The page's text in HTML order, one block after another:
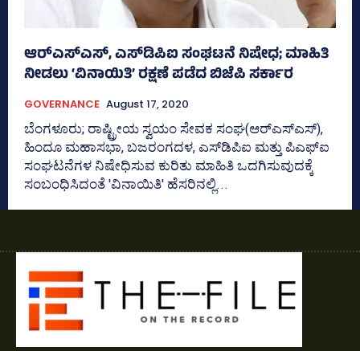
ಆರ್‌ಎಸ್‌ಎಸ್‌, ಎಸ್‌ಡಿಪಿಐ ಸಂಘಟನೆ ನಿಷೇಧ; ಮಾಹಿತಿ
ನೀಡಲು ‘ವಿನಾಯಿತಿ’ ರಕ್ಷಣೆ ಪಡೆದ ಬಿಜೆಪಿ ಸರ್ಕಾರ
GOVERNANCE August 17, 2020
ಬೆಂಗಳೂರು; ರಾಷ್ಟ್ರೀಯ ಸ್ವಯಂ ಸೇವಕ ಸಂಘ(ಆರ್‌ಎಸ್‌ಎಸ್‌),
ಹಿಂದೂ ಮಹಾಸಭಾ, ಬಜರಂಗದಳ, ಎಸ್‌ಡಿಪಿಐ ಮತ್ತು ಪಿಎಫ್‌ಐ
ಸಂಘಟನೆಗಳ ನಿಷೇಧಿಸುವ ಕುರಿತು ಮಾಹಿತಿ ಒದಗಿಸುವುದಕ್ಕೆ
ಸಂಬಂಧಿಸಿದಂತೆ 'ವಿನಾಯಿತಿ' ಹೆಸರಿನಲ್ಲಿ...